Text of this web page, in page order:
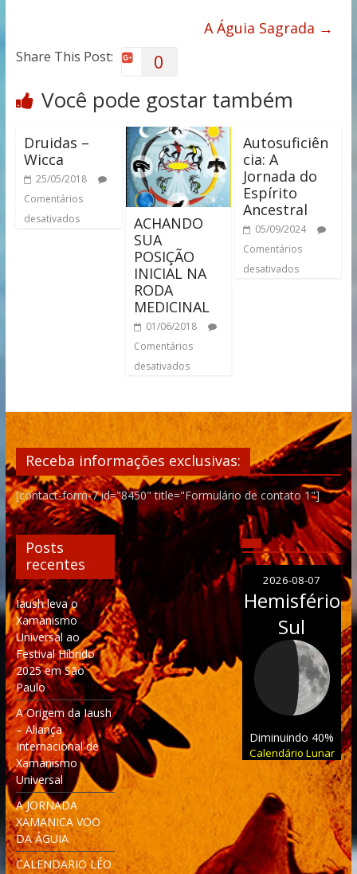
A Águia Sagrada →
Share This Post: 0
Você pode gostar também
Druidas –
Wicca
25/05/2018
Comentários
desativados
ACHANDO
SUA
POSIÇÃO
INICIAL NA
RODA
MEDICINAL
01/06/2018
Comentários
desativados
Autosuficiên
cia: A
Jornada do
Espírito
Ancestral
05/09/2024
Comentários
desativados
Receba informações exclusivas:
[contact-form-7 id="8450" title="Formulário de contato 1"]
Posts
recentes
Iaush leva o
Xamanismo
Universal ao
Festival Híbrido
2025 em São
Paulo
A Origem da Iaush
– Aliança
Internacional de
Xamanismo
Universal
A JORNADA
XAMANICA VOO
DA ÁGUIA
CALENDARIO LÉO
2026-08-07
Hemisfério
Sul
Diminuindo 40%
Calendário Lunar